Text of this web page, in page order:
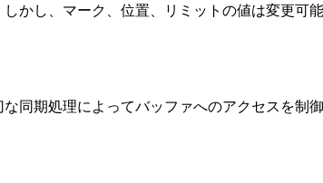
かし、マーク、位置、リミットの値は変更可
同期処理によってバッファへのアクセスを制